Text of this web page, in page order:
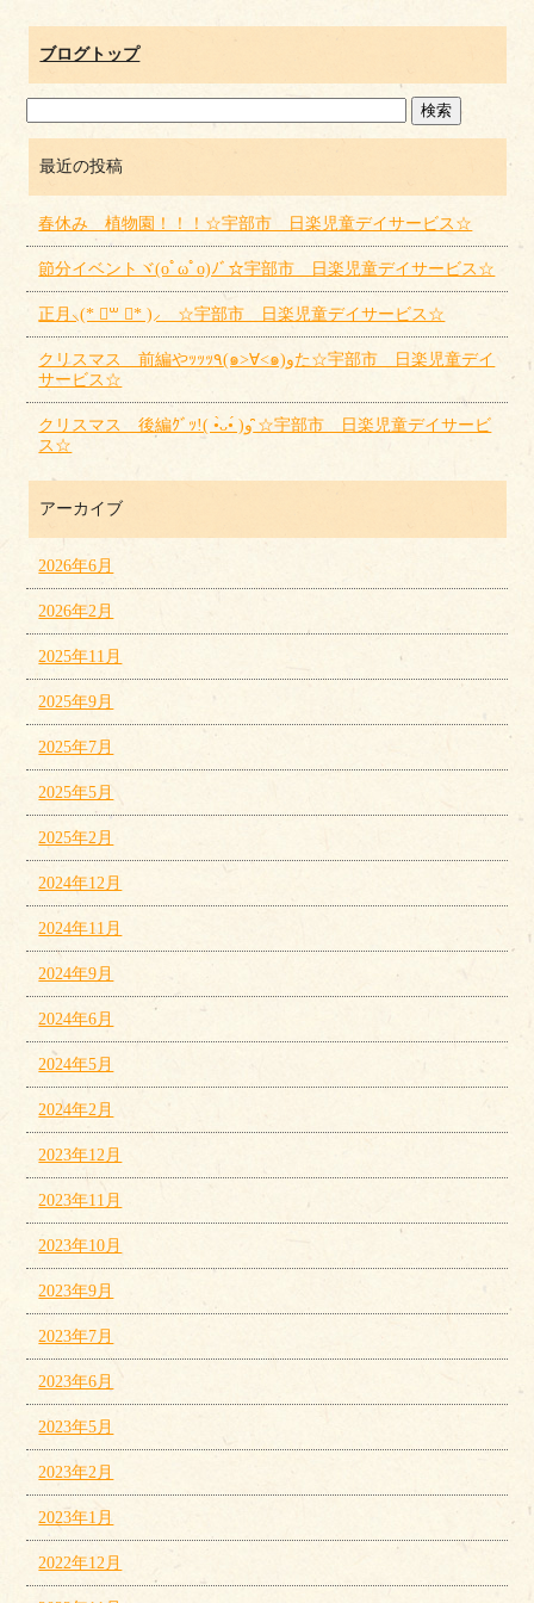
ブログトップ
最近の投稿
春休み 植物園！！！☆宇部市 日楽児童デイサービス☆
節分イベントヾ(oﾟωﾟo)ﾉﾞ☆宇部市 日楽児童デイサービス☆
正月⸜(* ॑꒳ ॑* )⸝ ☆宇部市 日楽児童デイサービス☆
クリスマス 前編やｯｯｯ٩(๑>∀<๑)وた☆宇部市 日楽児童デイ
サービス☆
クリスマス 後編ｸﾞｯ!( •̀ᴗ•́ )و ̑̑☆宇部市 日楽児童デイサービ
ス☆
アーカイブ
2026年6月
2026年2月
2025年11月
2025年9月
2025年7月
2025年5月
2025年2月
2024年12月
2024年11月
2024年9月
2024年6月
2024年5月
2024年2月
2023年12月
2023年11月
2023年10月
2023年9月
2023年7月
2023年6月
2023年5月
2023年2月
2023年1月
2022年12月